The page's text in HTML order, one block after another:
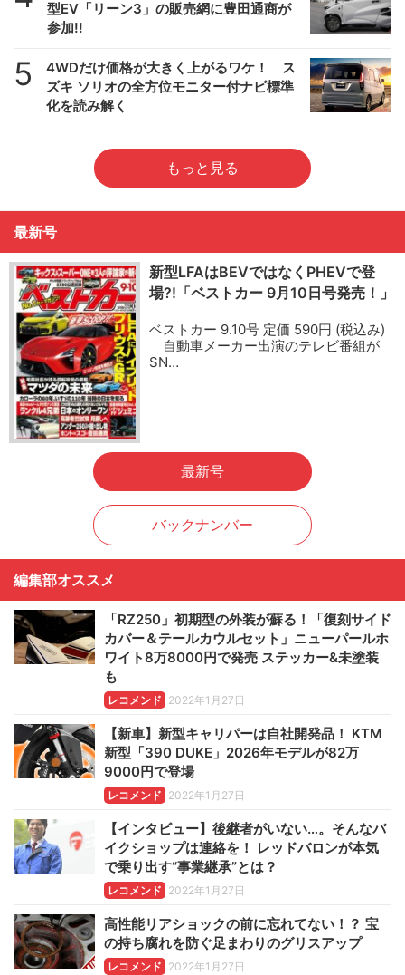
型EV「リーン3」の販売網に豊田通商が
参加!!
5
4WDだけ価格が大きく上がるワケ！ ス
ズキ ソリオの全方位モニター付ナビ標準
化を読み解く
もっと見る
最新号
新型LFAはBEVではなくPHEVで登
場?!「ベストカー 9月10日号発売！」
ベストカー 9.10号 定価 590円 (税込み)
自動車メーカー出演のテレビ番組が
SN…
最新号
バックナンバー
編集部オススメ
「RZ250」初期型の外装が蘇る！「復刻サイド
カバー＆テールカウルセット」ニューパールホ
ワイト8万8000円で発売 ステッカー&未塗装
も
レコメンド 2022年1月27日
【新車】新型キャリパーは自社開発品！ KTM
新型「390 DUKE」2026年モデルが82万
9000円で登場
レコメンド 2022年1月27日
【インタビュー】後継者がいない…。そんなバ
イクショップは連絡を！ レッドバロンが本気
で乗り出す“事業継承”とは？
レコメンド 2022年1月27日
高性能リアショックの前に忘れてない！？ 宝
の持ち腐れを防ぐ足まわりのグリスアップ
レコメンド 2022年1月27日